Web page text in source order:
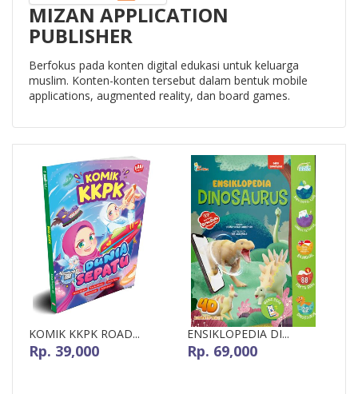
MIZAN APPLICATION
PUBLISHER
Berfokus pada konten digital edukasi untuk keluarga
muslim. Konten-konten tersebut dalam bentuk mobile
applications, augmented reality, dan board games.
KOMIK KKPK ROAD...
Rp. 39,000
ENSIKLOPEDIA DI...
Rp. 69,000